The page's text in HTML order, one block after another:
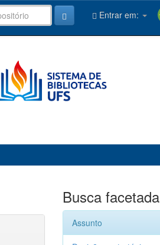
Entrar em:
Busca facetada
Assunto